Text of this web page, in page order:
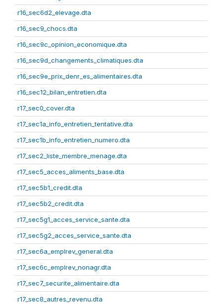
r16_sec6d2_elevage.dta
r16_sec9_chocs.dta
r16_sec9c_opinion_economique.dta
r16_sec9d_changements_climatiques.dta
r16_sec9e_prix_denr_es_alimentaires.dta
r16_sec12_bilan_entretien.dta
r17_sec0_cover.dta
r17_sec1a_info_entretien_tentative.dta
r17_sec1b_info_entretien_numero.dta
r17_sec2_liste_membre_menage.dta
r17_sec5_acces_aliments_base.dta
r17_sec5b1_credit.dta
r17_sec5b2_credit.dta
r17_sec5g1_acces_service_sante.dta
r17_sec5g2_acces_service_sante.dta
r17_sec6a_emplrev_general.dta
r17_sec6c_emplrev_nonagr.dta
r17_sec7_securite_alimentaire.dta
r17_sec8_autres_revenu.dta